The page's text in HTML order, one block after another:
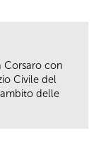
Corsaro con
Civile del
delle